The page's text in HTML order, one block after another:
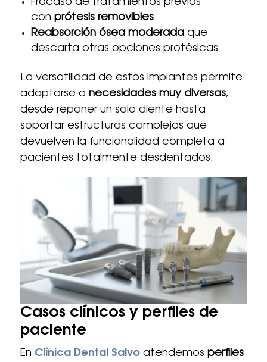
Fracaso de tratamientos previos
con prótesis removibles
Reabsorción ósea moderadaque
descarta otras opciones protésicas
La versatilidad de estos implantes permite
adaptarse a necesidades muy diversas,
desde reponer un solo diente hasta
soportar estructuras complejas que
devuelven la funcionalidad completa a
pacientes totalmente desdentados.
Casos clínicos y perfiles de
paciente
En Clínica Dental Salvoatendemos perfiles